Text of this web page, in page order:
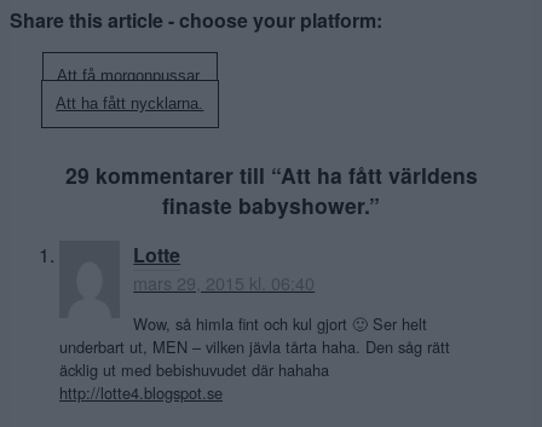
Share this article - choose your platform:
Inläggsnavigering
Att få morgonpussar.
Att ha fått nycklarna.
29 kommentarer till “Att ha fått världens
finaste babyshower.”
Lotte
mars 29, 2015 kl. 06:40
Wow, så himla fint och kul gjort 🙂 Ser helt
underbart ut, MEN – vilken jävla tårta haha. Den såg rätt
äcklig ut med bebishuvudet där hahaha
http://lotte4.blogspot.se